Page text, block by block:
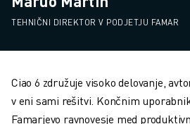
TEHNIČNI DIREKTOR V PODJETJU FAMAR
Ciao 6 združuje visoko delovanje,
v eni sami rešitvi. Končnim
Famarjevo ravnovesje med